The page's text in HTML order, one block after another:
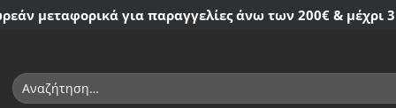
μεταφορικά για παραγγελίες άνω των 200€ & μέχρι
Αναζήτηση
για: